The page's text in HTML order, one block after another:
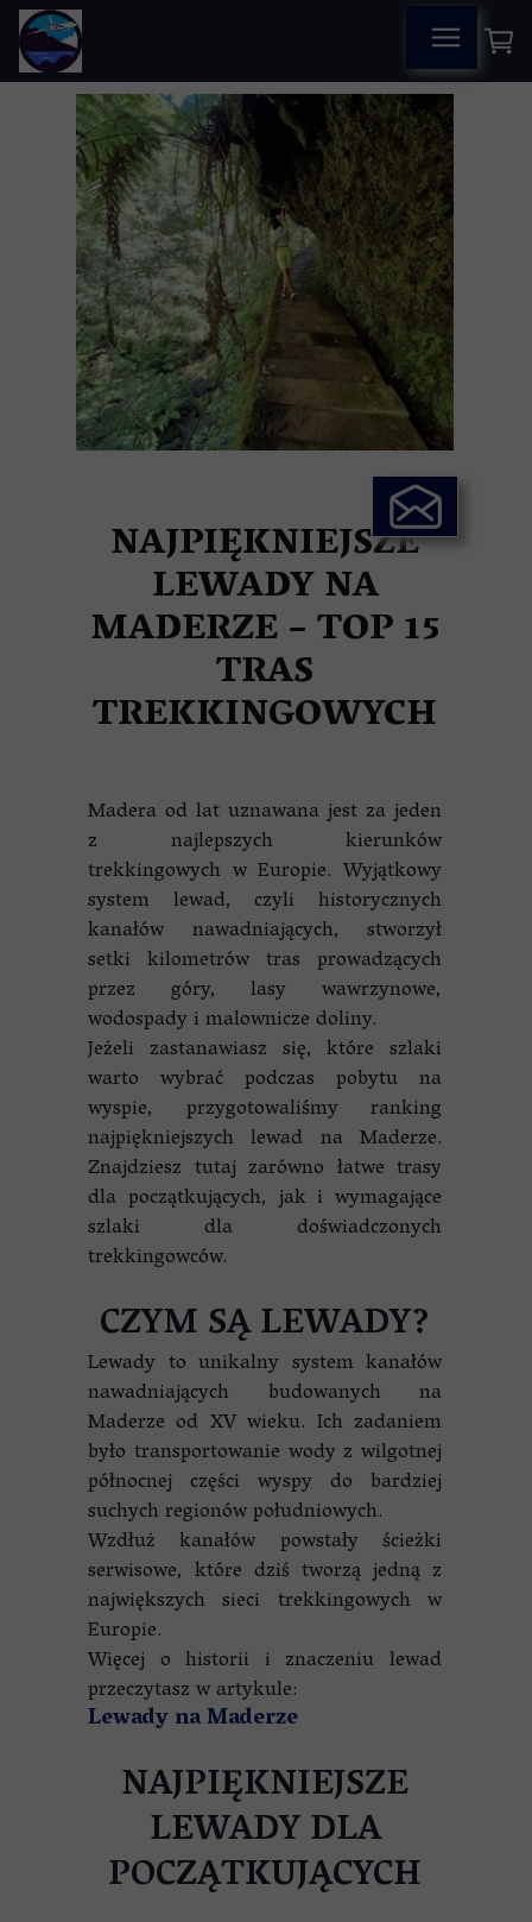
NAJPIĘKNIEJSZE
LEWADY NA
MADERZE – TOP 15
TRAS
TREKKINGOWYCH
Madera od lat uznawana jest za jeden
z najlepszych kierunków
trekkingowych w Europie. Wyjątkowy
system lewad, czyli historycznych
kanałów nawadniających, stworzył
setki kilometrów tras prowadzących
przez góry, lasy wawrzynowe,
wodospady i malownicze doliny.
Jeżeli zastanawiasz się, które szlaki
warto wybrać podczas pobytu na
wyspie, przygotowaliśmy ranking
najpiękniejszych lewad na Maderze.
Znajdziesz tutaj zarówno łatwe trasy
dla początkujących, jak i wymagające
szlaki dla doświadczonych
trekkingowców.
CZYM SĄ LEWADY?
Lewady to unikalny system kanałów
nawadniających budowanych na
Maderze od XV wieku. Ich zadaniem
było transportowanie wody z wilgotnej
północnej części wyspy do bardziej
suchych regionów południowych.
Wzdłuż kanałów powstały ścieżki
serwisowe, które dziś tworzą jedną z
największych sieci trekkingowych w
Europie.
Więcej o historii i znaczeniu lewad
przeczytasz w artykule:
Lewady na Maderze
NAJPIĘKNIEJSZE
LEWADY DLA
POCZĄTKUJĄCYCH